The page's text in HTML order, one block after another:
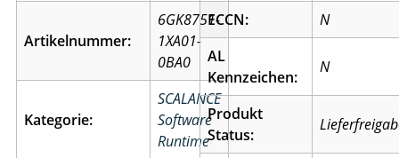
Artikelnummer:
6GK8751-
1XA01-
0BA0
Kategorie:
SCALANCE
Software
Runtime
ECCN:
N
AL
Kennzeichen:
N
Produkt
Status: